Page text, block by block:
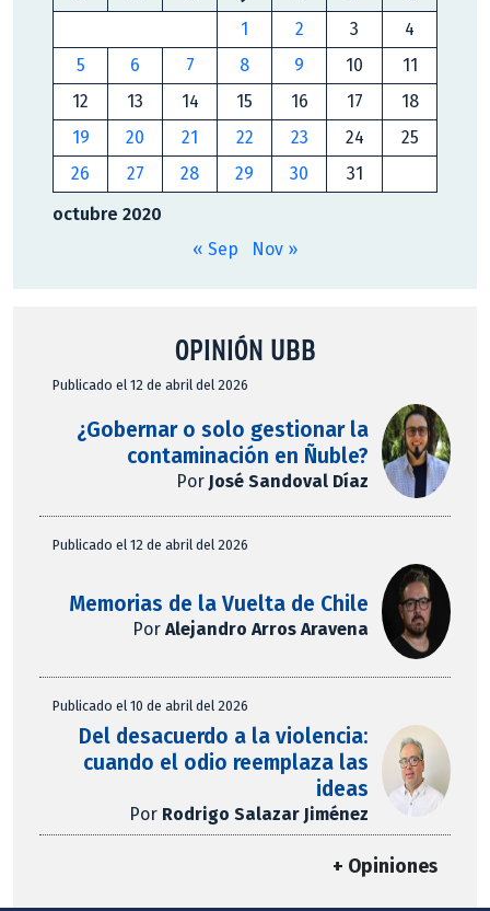
octubre 2020
1
2 3
4
5
6 7 8 9 10
11
12
13 14 15 16 17
18
19
20 21 22 23 24
25
26
27 28 29 30 31
« Sep Nov »
OPINIÓN UBB
Publicado el 12 de abril del 2026
¿Gobernar o solo gestionar la
contaminación en Ñuble?
Por José Sandoval Díaz
Publicado el 12 de abril del 2026
Memorias de la Vuelta de Chile
PorAlejandro Arros Aravena
Publicado el 10 de abril del 2026
Del desacuerdo a la violencia:
cuando el odio reemplaza las
ideas
Por Rodrigo Salazar Jiménez
+ Opiniones